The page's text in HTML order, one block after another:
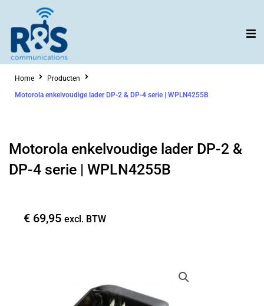
inhoud
Home
Producten
Motorola enkelvoudige lader DP-2 & DP-4 serie | WPLN4255B
Motorola enkelvoudige lader DP-2 &
DP-4 serie | WPLN4255B
€ 69,95 excl. BTW